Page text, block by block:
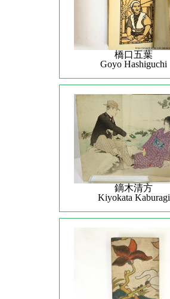
橋口五葉
Goyo Hashiguchi
鏑木清方
Kiyokata Kaburagi